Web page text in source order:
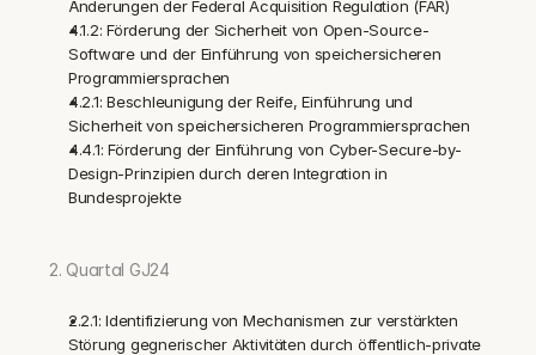
Änderungen der Federal Acquisition Regulation (FAR)
4.1.2: Förderung der Sicherheit von Open-Source-
Software und der Einführung von speichersicheren
Programmiersprachen
4.2.1: Beschleunigung der Reife, Einführung und
Sicherheit von speichersicheren Programmiersprachen
4.4.1: Förderung der Einführung von Cyber-Secure-by-
Design-Prinzipien durch deren Integration in
Bundesprojekte
2. Quartal GJ24
2.2.1: Identifizierung von Mechanismen zur verstärkten
Störung gegnerischer Aktivitäten durch öffentlich-private